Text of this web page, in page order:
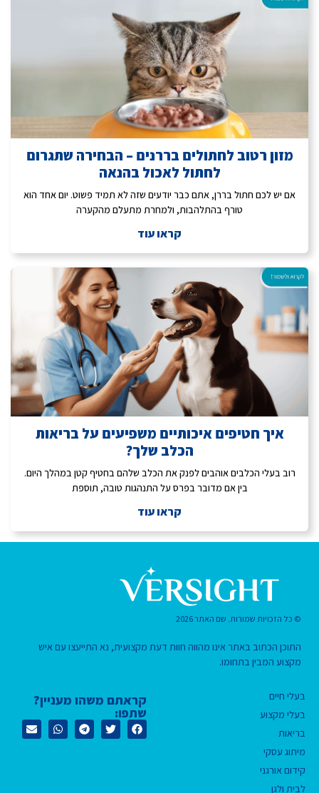
מזון רטוב לחתולים בררנים – הבחירה שתגרום
לחתול לאכול בהנאה
אם יש לכם חתול בררן, אתם כבר יודעים שזה לא תמיד פשוט. יום אחד הוא
טורף בהתלהבות, ולמחרת מתעלם מהקערה
קראו עוד
איך חטיפים איכותיים משפיעים על בריאות
הכלב שלך?
רוב בעלי הכלבים אוהבים לפנק את הכלב שלהם בחטיף קטן במהלך היום.
בין אם מדובר בפרס על התנהגות טובה, תוספת
קראו עוד
© כל הזכויות שמורות. שם האתר 2026
בעלי חיים
בעלי מקצוע
בריאות
מיתוג עסקי
קידום אורגני
לבית ולגן
התוכן הכתוב באתר אינו מהווה חוות דעת מקצועית, נא התייעצו עם איש
מקצוע המבין בתחומו.
קראתם משהו מעניין?
שתפו: